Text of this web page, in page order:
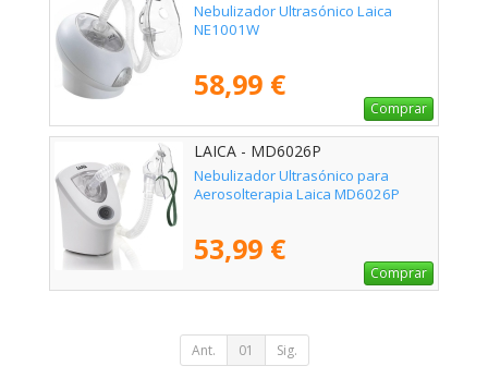
Nebulizador Ultrasónico Laica
NE1001W
58,99 €
Comprar
LAICA - MD6026P
Nebulizador Ultrasónico para
Aerosolterapia Laica MD6026P
53,99 €
Comprar
Ant. 01 Sig.